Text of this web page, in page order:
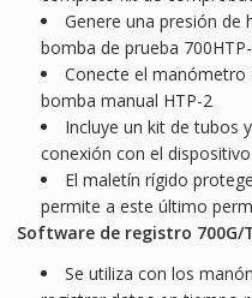
Genere una presión de
bomba de prueba
Conecte el manómetro
bomba manual HTP-2
Incluye un kit de tubos
conexión con el
El maletín rígido
permite a este último
Software de registro 700G/
Se utiliza con los